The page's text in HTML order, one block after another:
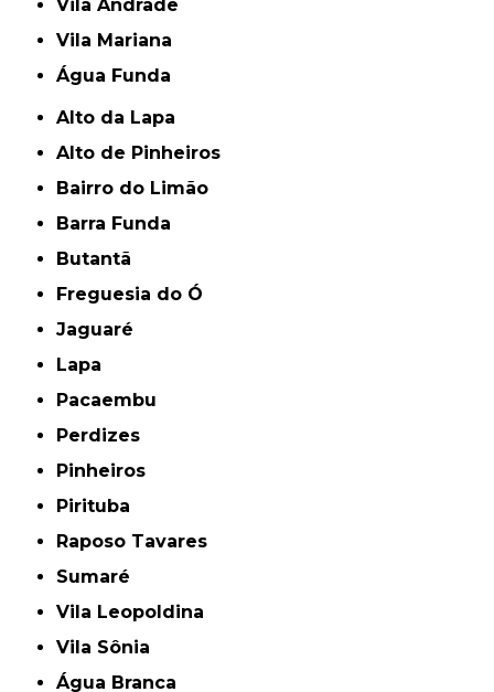
Vila Andrade
Vila Mariana
Água Funda
Alto da Lapa
Alto de Pinheiros
Bairro do Limão
Barra Funda
Butantã
Freguesia do Ó
Jaguaré
Lapa
Pacaembu
Perdizes
Pinheiros
Pirituba
Raposo Tavares
Sumaré
Vila Leopoldina
Vila Sônia
Água Branca